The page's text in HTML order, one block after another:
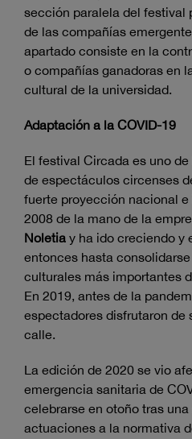
sección paralela del festival
de las compañías
apartado consiste en la
o compañías ganadoras en
cultural de la universidad.
Adaptación a la COVID-19
El festival Circada es uno
de espectáculos circenses
fuerte proyección nacional
2008 de la mano de la
Noletia y ha ido creciendo y
entonces hasta
culturales más importantes
En 2019, antes de la
espectadores disfrutaron de
calle.
La edición de 2020 se vio
emergencia sanitaria de
celebrarse en otoño tras
actuaciones a la normativa